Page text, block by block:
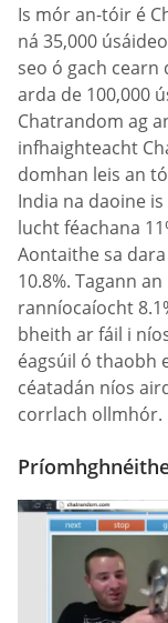
Is mór an-tóir é
ná 35,000
seo ó gach
arda de 100,000
Chatrandom ag
infhaighteacht
domhan leis an
India na daoine
lucht féachana
Aontaithe sa
10.8%. Tagann
ranníocaíocht
bheith ar fáil i
éagsúil ó thaobh
céatadán níos
corrlach ollmhór.